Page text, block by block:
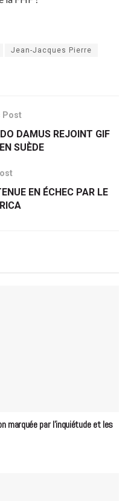
Jean-Jacques Pierre
Post
DAMUS REJOINT GIF
SUÈDE
EN ÉCHEC PAR LE
marquée par l’inquiétude et les